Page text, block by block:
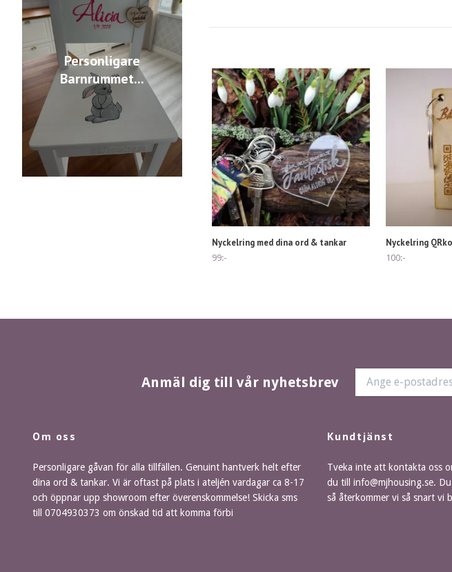
Personligare
Barnrummet...
Nyckelring med dina ord & tankar
99:-
Nyckelring
100:-
Anmäl dig till vår nyhetsbrev
Om oss
Personligare gåvan för alla tillfällen. Genuint hantverk helt efter
dina ord & tankar. Vi är oftast på plats i ateljén vardagar ca 8-17
och öppnar upp showroom efter överenskommelse! Skicka sms
till 0704930373 om önskad tid att komma förbi
Kundtjänst
Tveka inte att kontakta oss
du till info@mjhousing.se.
så återkommer vi så snart vi